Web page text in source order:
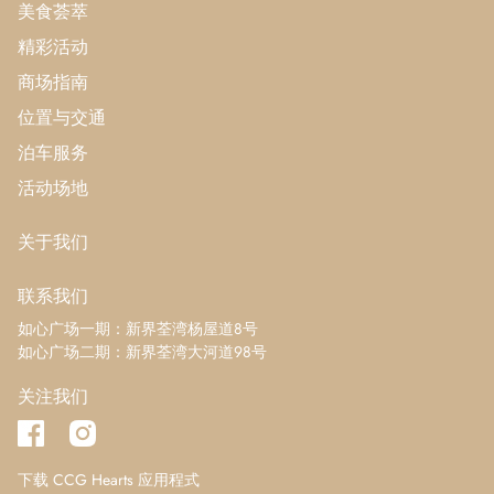
美食荟萃
精彩活动
商场指南
位置与交通
泊车服务
活动场地
关于我们
联系我们
如心广场一期：新界荃湾杨屋道8号
如心广场二期：新界荃湾大河道98号
关注我们
下载 CCG Hearts 应用程式